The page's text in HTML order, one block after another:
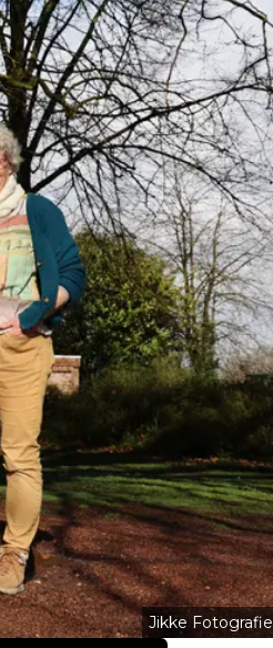
Jikke Fotografie